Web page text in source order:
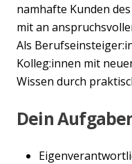
namhafte Kunden
mit an
Als
Kolleg:innen mit
Wissen durch
Dein